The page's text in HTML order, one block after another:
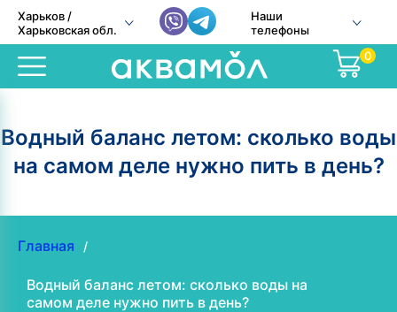
Харьков /
Харьковская обл.
Наши
телефоны
0
Водный баланс летом: сколько воды
на самом деле нужно пить в день?
Главная /
Водный баланс летом: сколько воды на
самом деле нужно пить в день?